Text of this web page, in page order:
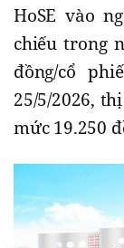
HoSE vào
chiếu trong
đồng/cổ
25/5/2026,
mức 19.250